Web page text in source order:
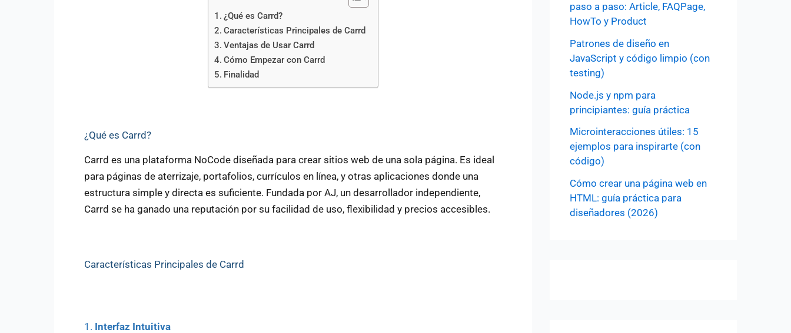
¿Qué es Carrd?
Características Principales de Carrd
Ventajas de Usar Carrd
Cómo Empezar con Carrd
Finalidad
¿Qué es Carrd?
Carrd es una plataforma NoCode diseñada para crear sitios web de una sola página. Es ideal
para páginas de aterrizaje, portafolios, currículos en línea, y otras aplicaciones donde una
estructura simple y directa es suficiente. Fundada por AJ, un desarrollador independiente,
Carrd se ha ganado una reputación por su facilidad de uso, flexibilidad y precios accesibles.
Características Principales de Carrd
1. Interfaz Intuitiva
paso a paso: Article, FAQPage,
HowTo y Product
Patrones de diseño en
JavaScript y código limpio (con
testing)
Node.js y npm para
principiantes: guía práctica
Microinteracciones útiles: 15
ejemplos para inspirarte (con
código)
Cómo crear una página web en
HTML: guía práctica para
diseñadores (2026)